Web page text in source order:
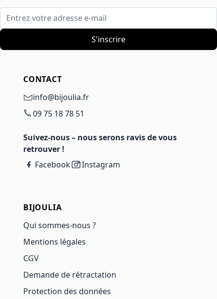
Entrez votre adresse e-mail
S'inscrire
CONTACT
info@bijoulia.fr
09 75 18 78 51
Suivez-nous – nous serons ravis de vous
retrouver !
Facebook
Instagram
BIJOULIA
Qui sommes-nous ?
Mentions légales
CGV
Demande de rétractation
Protection des données